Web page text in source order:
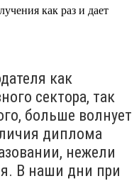
как раз и дает
как
сектора, так
больше волнует
диплома
нежели
В наши дни при